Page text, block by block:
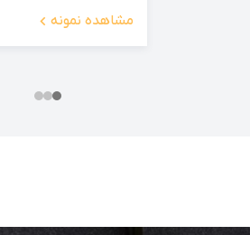
مشاهده نمونه